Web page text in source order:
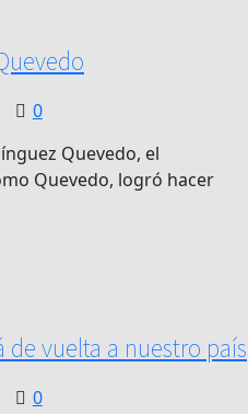
0
Quevedo, el
Quevedo, logró hacer
de vuelta a nuestro país
0